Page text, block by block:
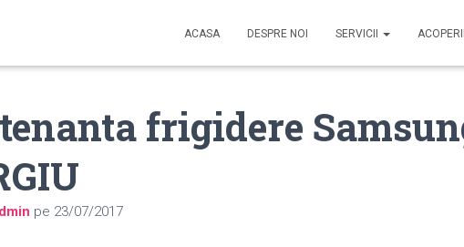
ACASA DESPRE NOI SERVICII
frigidere
pe 23/07/2017